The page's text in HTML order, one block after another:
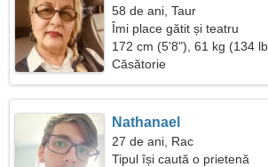
58 de ani, Taur
Îmi place gătit și teatru
172 cm (5'8"), 61 kg (134
Căsătorie
Nathanael
27 de ani, Rac
Tipul își caută o prietenă